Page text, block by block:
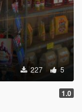
227 5
1.0